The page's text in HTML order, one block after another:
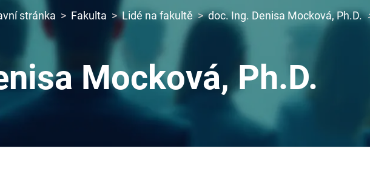
stránka Fakulta Lidé na fakultě doc. Ing. Denisa Mocková, Ph.D.
Mocková, Ph.D.